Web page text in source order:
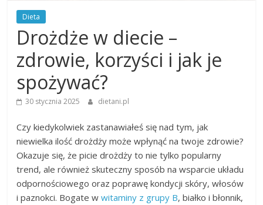
Dieta
Drożdże w diecie –
zdrowie, korzyści i jak je
spożywać?
30 stycznia 2025 dietani.pl
Czy kiedykolwiek zastanawiałeś się nad tym, jak
niewielka ilość drożdży może wpłynąć na twoje zdrowie?
Okazuje się, że picie drożdży to nie tylko popularny
trend, ale również skuteczny sposób na wsparcie układu
odpornościowego oraz poprawę kondycji skóry, włosów
i paznokci. Bogate wwitaminy z grupy B, białko i błonnik,